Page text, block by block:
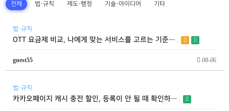
전체 법·규칙 제도·행정 기술·아이디어 기타
법·규칙
OTT 요금제 비교, 나에게 맞는 서비스를 고르는 기준…
guest55 08-06
법·규칙
카카오페이지 캐시 충전 할인, 등록이 안 될 때 확인하…